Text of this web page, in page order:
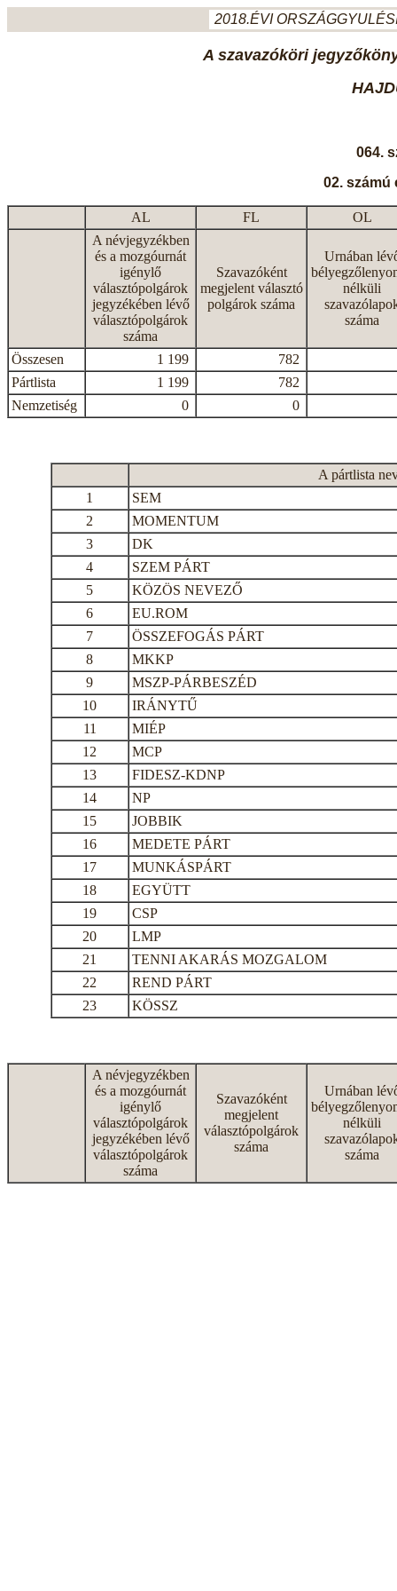
2018.ÉVI
A szavazóköri
064.
02. számú
AL FL
OL
A névjegyzékben
és a mozgóurnát
igénylő
választópolgárok
jegyzékében lévő
választópolgárok
száma
Szavazóként
megjelent választó
polgárok száma
Urnában
nélküli
száma
Összesen 1 199
782
Pártlista
1 199
782
Nemzetiség
0 0
A pártlista
1
SEM
2
MOMENTUM
3
DK
4
SZEM PÁRT
5
KÖZÖS NEVEZŐ
6
EU.ROM
7
ÖSSZEFOGÁS PÁRT
8
MKKP
9
MSZP-PÁRBESZÉD
10
IRÁNYTŰ
11
MIÉP
12
MCP
13
FIDESZ-KDNP
14
NP
15
JOBBIK
16
MEDETE PÁRT
17
MUNKÁSPÁRT
18
EGYÜTT
19
CSP
20
LMP
21
TENNI AKARÁS MOZGALOM
22
REND PÁRT
23
KÖSSZ
A névjegyzékben
és a mozgóurnát
igénylő
választópolgárok
jegyzékében lévő
választópolgárok
száma
Szavazóként
megjelent
választópolgárok
száma
Urnában
nélküli
száma